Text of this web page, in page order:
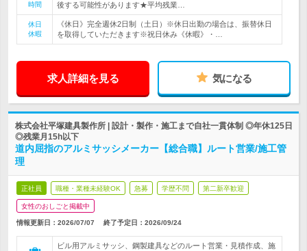
時間
後する可能性があります★平均残業…
休日
休暇
《休日》完全週休2日制（土日）※休日出勤の場合は、振替休日
を取得していただきます※祝日休み《休暇》・…
求人詳細を見る 気になる
株式会社平塚建具製作所 | 設計・製作・施工まで自社一貫体制 ◎年休125日
◎残業月15h以下
道内屈指のアルミサッシメーカー【総合職】ルート営業/施工管
理
正社員 職種・業種未経験OK 急募 学歴不問 第二新卒歓迎
女性のおしごと掲載中
情報更新日：2026/07/07 終了予定日： 2026/09/24
ビル用アルミサッシ、鋼製建具などのルート営業・見積作成、施